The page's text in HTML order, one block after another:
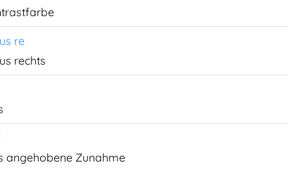
re
rechts
angehobene Zunahme